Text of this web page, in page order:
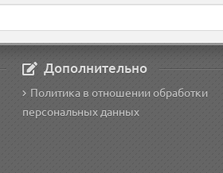
Дополнительно
Политика в отношении обработки
персональных данных